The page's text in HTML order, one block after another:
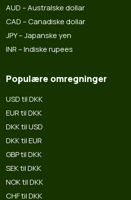
AUD – Australske dollar
CAD – Canadiske dollar
JPY – Japanske yen
INR – Indiske rupees
Populære omregninger
USD til DKK
EUR til DKK
DKK til USD
DKK til EUR
GBP til DKK
SEK til DKK
NOK til DKK
CHF til DKK